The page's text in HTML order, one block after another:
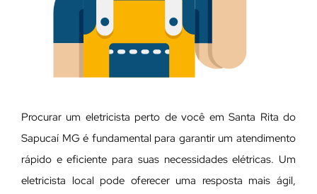
Procurar um eletricista perto de você em Santa Rita do
Sapucaí MG é fundamental para garantir um atendimento
rápido e eficiente para suas necessidades elétricas. Um
eletricista local pode oferecer uma resposta mais ágil,